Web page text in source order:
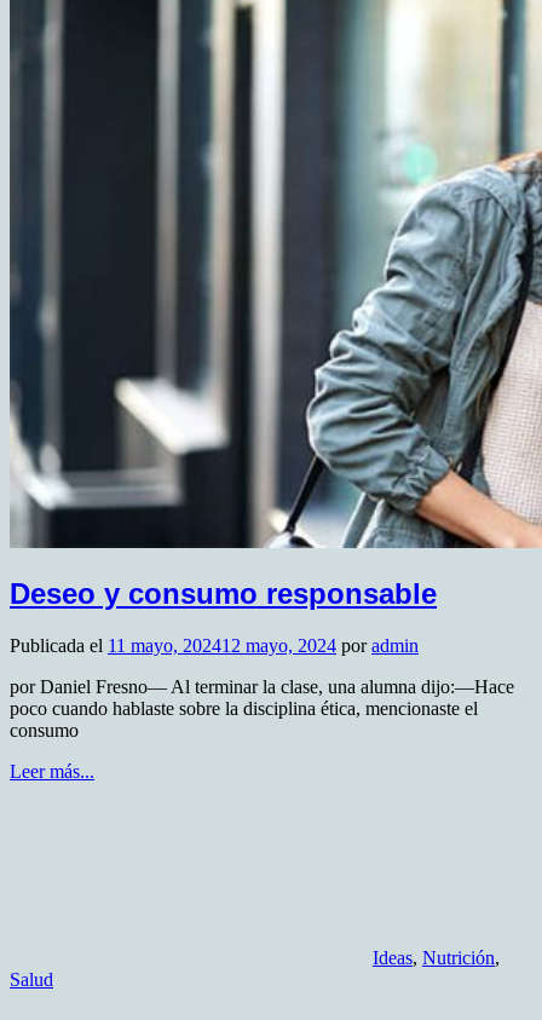
Deseo y consumo responsable
Publicada el 11 mayo, 202412 mayo, 2024 poradmin
por Daniel Fresno— Al terminar la clase, una alumna dijo:—Hace
poco cuando hablaste sobre la disciplina ética, mencionaste el
consumo
Leer más...
Ideas, Nutrición,
Salud